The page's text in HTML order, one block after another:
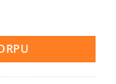
LOG 50 količina